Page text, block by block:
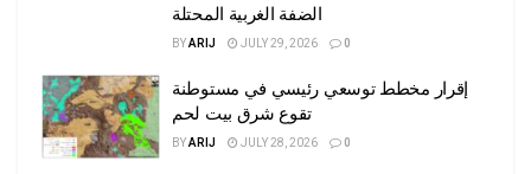
الضفة الغربية المحتلة
BYARIJ JULY 29, 2026 0
إقرار مخطط توسعي رئيسي في مستوطنة
تقوع شرق بيت لحم
BYARIJ JULY 28, 2026 0